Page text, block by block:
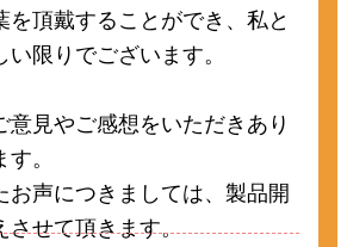
を頂戴することができ、私と
限りでございます。
意見やご感想をいただきあり
。
お声につきましては、製品開
させて頂きます。